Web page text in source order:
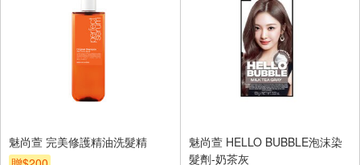
魅尚萱 完美修護精油洗髮精
魅尚萱 HELLO BUBBLE泡沫染
髮劑-奶茶灰